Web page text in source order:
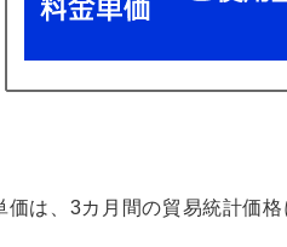
価は、3カ月間の貿易統計価